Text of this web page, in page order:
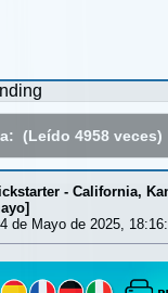
(Leído 4958 veces)
- California,
de Mayo de 2025,